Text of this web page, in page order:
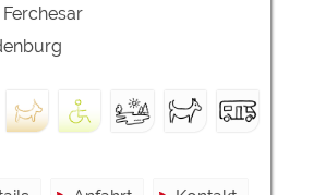
Ferchesar